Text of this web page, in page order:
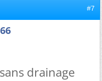
#7
drainage